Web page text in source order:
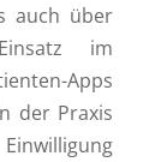
auch über
im
Apps
der Praxis